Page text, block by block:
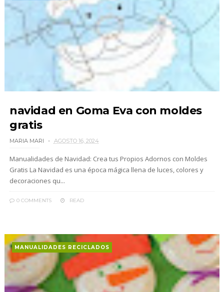
navidad en Goma Eva con moldes
gratis
MARIA MARI AGOSTO 16, 2024
Manualidades de Navidad: Crea tus Propios Adornos con Moldes
Gratis La Navidad es una época mágica llena de luces, colores y
decoraciones qu...
0 COMMENTS READ
MANUALIDADES RECICLADOS